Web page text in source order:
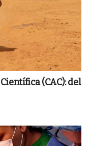
(CAC): del